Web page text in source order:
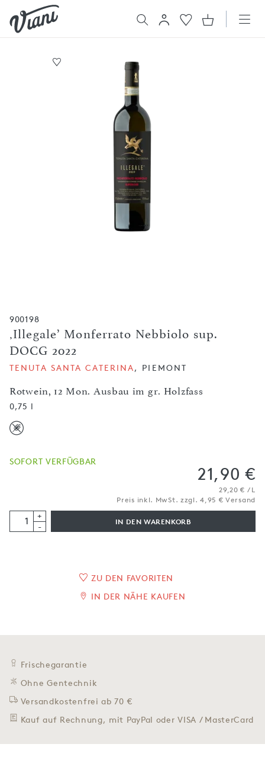
900198
‚Illegale’ Monferrato Nebbiolo sup.
DOCG 2022
Rotwein, 12 Mon. Ausbau im gr. Holzfass
TENUTA SANTA CATERINA, PIEMONT
0,75 l
SOFORT VERFÜGBAR
21,90 €
29,20 € / L
Preis inkl. MwSt. zzgl. 4,95 € Versand
+
-
IN DEN WARENKORB
ZU DEN FAVORITEN
IN DER NÄHE KAUFEN
Frischegarantie
Ohne Gentechnik
Versandkostenfrei ab 70 €
Kauf auf Rechnung, mit PayPal oder VISA / MasterCard